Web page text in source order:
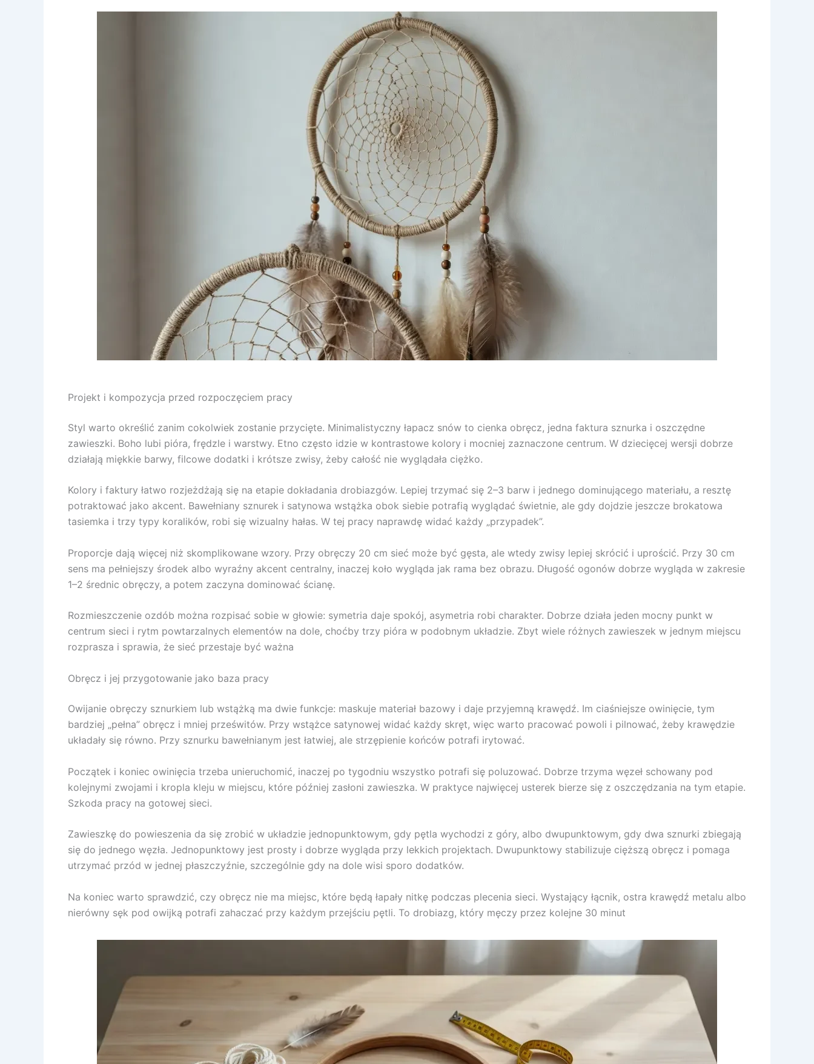
Projekt i kompozycja przed rozpoczęciem pracy
Styl warto określić zanim cokolwiek zostanie przycięte. Minimalistyczny łapacz snów to cienka obręcz, jedna faktura sznurka i oszczędne
zawieszki. Boho lubi pióra, frędzle i warstwy. Etno często idzie w kontrastowe kolory i mocniej zaznaczone centrum. W dziecięcej wersji dobrze
działają miękkie barwy, filcowe dodatki i krótsze zwisy, żeby całość nie wyglądała ciężko.
Kolory i faktury łatwo rozjeżdżają się na etapie dokładania drobiazgów. Lepiej trzymać się 2–3 barw i jednego dominującego materiału, a resztę
potraktować jako akcent. Bawełniany sznurek i satynowa wstążka obok siebie potrafią wyglądać świetnie, ale gdy dojdzie jeszcze brokatowa
tasiemka i trzy typy koralików, robi się wizualny hałas. W tej pracy naprawdę widać każdy „przypadek”.
Proporcje dają więcej niż skomplikowane wzory. Przy obręczy 20 cm sieć może być gęsta, ale wtedy zwisy lepiej skrócić i uprościć. Przy 30 cm
sens ma pełniejszy środek albo wyraźny akcent centralny, inaczej koło wygląda jak rama bez obrazu. Długość ogonów dobrze wygląda w zakresie
1–2 średnic obręczy, a potem zaczyna dominować ścianę.
Rozmieszczenie ozdób można rozpisać sobie w głowie: symetria daje spokój, asymetria robi charakter. Dobrze działa jeden mocny punkt w
centrum sieci i rytm powtarzalnych elementów na dole, choćby trzy pióra w podobnym układzie. Zbyt wiele różnych zawieszek w jednym miejscu
rozprasza i sprawia, że sieć przestaje być ważna
Obręcz i jej przygotowanie jako baza pracy
Owijanie obręczy sznurkiem lub wstążką ma dwie funkcje: maskuje materiał bazowy i daje przyjemną krawędź. Im ciaśniejsze owinięcie, tym
bardziej „pełna” obręcz i mniej prześwitów. Przy wstążce satynowej widać każdy skręt, więc warto pracować powoli i pilnować, żeby krawędzie
układały się równo. Przy sznurku bawełnianym jest łatwiej, ale strzępienie końców potrafi irytować.
Początek i koniec owinięcia trzeba unieruchomić, inaczej po tygodniu wszystko potrafi się poluzować. Dobrze trzyma węzeł schowany pod
kolejnymi zwojami i kropla kleju w miejscu, które później zasłoni zawieszka. W praktyce najwięcej usterek bierze się z oszczędzania na tym etapie.
Szkoda pracy na gotowej sieci.
Zawieszkę do powieszenia da się zrobić w układzie jednopunktowym, gdy pętla wychodzi z góry, albo dwupunktowym, gdy dwa sznurki zbiegają
się do jednego węzła. Jednopunktowy jest prosty i dobrze wygląda przy lekkich projektach. Dwupunktowy stabilizuje cięższą obręcz i pomaga
utrzymać przód w jednej płaszczyźnie, szczególnie gdy na dole wisi sporo dodatków.
Na koniec warto sprawdzić, czy obręcz nie ma miejsc, które będą łapały nitkę podczas plecenia sieci. Wystający łącnik, ostra krawędź metalu albo
nierówny sęk pod owijką potrafi zahaczać przy każdym przejściu pętli. To drobiazg, który męczy przez kolejne 30 minut